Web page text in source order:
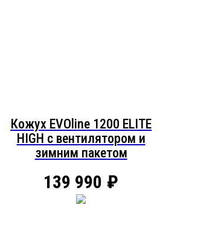
Кожух EVOline 1200 ELITE
HIGH c вентилятором и
зимним пакетом
139 990 ₽